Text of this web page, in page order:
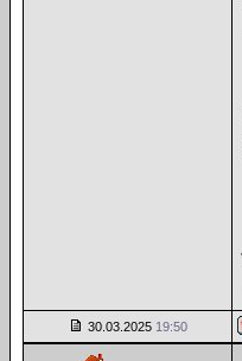
30.03.2025 19:50